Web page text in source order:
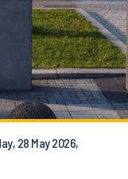
28 May 2026,